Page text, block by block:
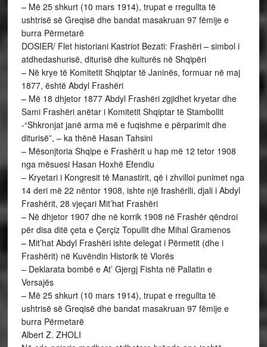
– Më 25 shkurt (10 mars 1914), trupat e rregullta të
ushtrisë së Greqisë dhe bandat masakruan 97 fëmije e
burra Përmetarë
DOSIER/ Flet historiani Kastriot Bezati: Frashëri – simbol i
atdhedashurisë, diturisë dhe kulturës në Shqipëri
– Në krye të Komitetit Shqiptar të Janinës, formuar në maj
1877, është Abdyl Frashëri
– Më 18 dhjetor 1877 Abdyl Frashëri zgjidhet kryetar dhe
Sami Frashëri anëtar i Komitetit Shqiptar të Stambollit
-“Shkronjat janë arma më e fuqishme e përparimit dhe
diturisë”, – ka thënë Hasan Tahsini
– Mësonjtoria Shqipe e Frashërit u hap më 12 tetor 1908
nga mësuesi Hasan Hoxhë Efendiu
– Kryetari i Kongresit të Manastirit, që i zhvilloi punimet nga
14 deri më 22 nëntor 1908, ishte një frashërlli, djali i Abdyl
Frashërit, 28 vjeçari Mit’hat Frashëri
– Në dhjetor 1907 dhe në korrik 1908 në Frashër qëndroi
për disa ditë çeta e Çerçiz Topullit dhe Mihal Gramenos
– Mit’hat Abdyl Frashëri ishte delegat i Përmetit (dhe i
Frashërit) në Kuvëndin Historik të Vlorës
– Deklarata bombë e At’ Gjergj Fishta në Pallatin e
Versajës
– Më 25 shkurt (10 mars 1914), trupat e rregullta të
ushtrisë së Greqisë dhe bandat masakruan 97 fëmije e
burra Përmetarë
Albert Z. ZHOLI